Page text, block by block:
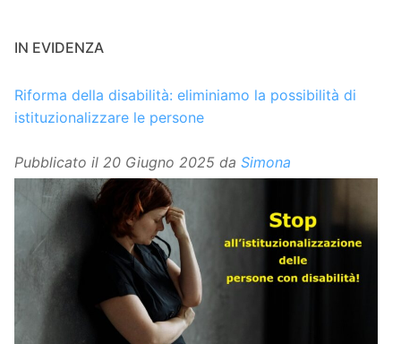
IN EVIDENZA
Riforma della disabilità: eliminiamo la possibilità di
istituzionalizzare le persone
Pubblicato il 20 Giugno 2025 da Simona